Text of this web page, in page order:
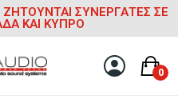
ΣΥΝΕΡΓΑΤΕΣ ΣΕ
ΚΑΙ ΚΥΠΡΟ
0